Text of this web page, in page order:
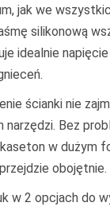
jak we
silikonową
idealnie
ścianki nie
narzędzi. Bez
w dużym
obojętnie.
w 2 opcjach do